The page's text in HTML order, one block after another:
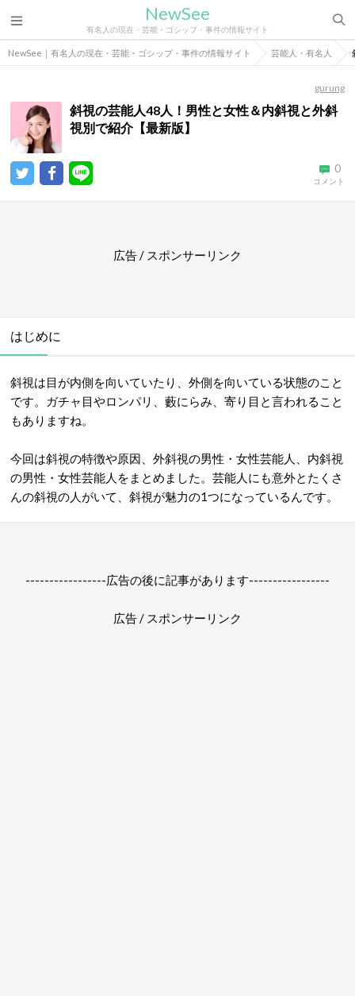
NewSee
有名人の現在・芸能・ゴシップ・事件の情報サイト
NewSee｜有名人の現在・芸能・ゴシップ・事件の情報サイト 芸能人・有名人
gurung
斜視の芸能人48人！男性と女性＆内斜視と外斜
視別で紹介【最新版】
0
コメント
広告 / スポンサーリンク
はじめに
斜視は目が内側を向いていたり、外側を向いている状態のこと
です。ガチャ目やロンパリ、藪にらみ、寄り目と言われること
もありますね。
今回は斜視の特徴や原因、外斜視の男性・女性芸能人、内斜視
の男性・女性芸能人をまとめました。芸能人にも意外とたくさ
んの斜視の人がいて、斜視が魅力の1つになっているんです。
-----------------広告の後に記事があります-----------------
広告 / スポンサーリンク